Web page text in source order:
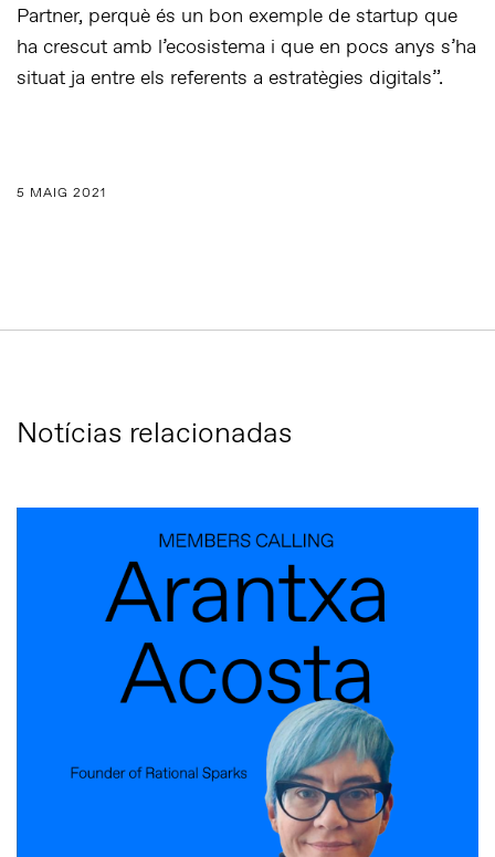
Partner, perquè és un bon exemple de startup que
ha crescut amb l’ecosistema i que en pocs anys s’ha
situat ja entre els referents a estratègies digitals”.
5 MAIG 2021
Notícias relacionadas